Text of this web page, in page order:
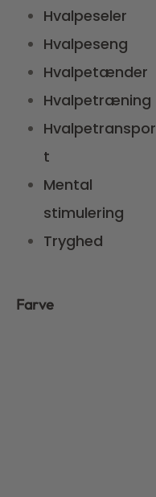
Hvalpeseler
Hvalpeseng
Hvalpetænder
Hvalpetræning
Hvalpetranspor
t
Mental
stimulering
Tryghed
Farve